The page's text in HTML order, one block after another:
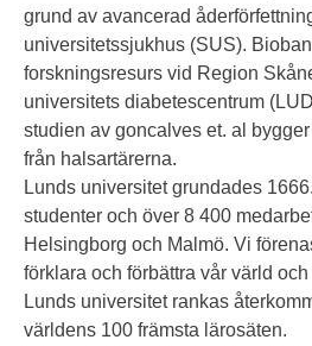
grund av avancerad
universitetssjukhus (SUS).
forskningsresurs vid Region
universitets diabetescentrum
studien av goncalves et. al
från halsartärerna.
Lunds universitet grundades
studenter och över 8 400
Helsingborg och Malmö. Vi
förklara och förbättra vår värld
Lunds universitet rankas
världens 100 främsta lärosäten.